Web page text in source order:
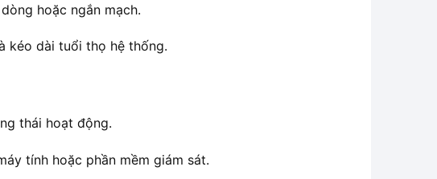
hoặc ngắn mạch.
kéo dài tuổi thọ hệ thống.
thái hoạt động.
tính hoặc phần mềm giám sát.